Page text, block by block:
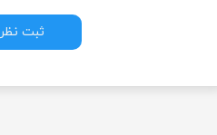
ثبت نظر